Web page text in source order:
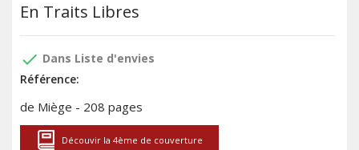
En Traits Libres
done Dans Liste d'envies
Référence:
de Miège - 208 pages
Découvir la 4ème de couverture